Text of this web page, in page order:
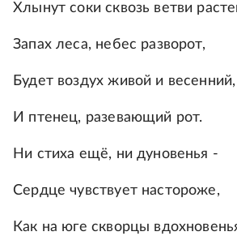
Хлынут соки сквозь ветви
Запах леса, небес разворот,
Будет воздух живой и весенний,
И птенец, разевающий рот.
Ни стиха ещё, ни дуновенья -
Сердце чувствует настороже,
Как на юге скворцы